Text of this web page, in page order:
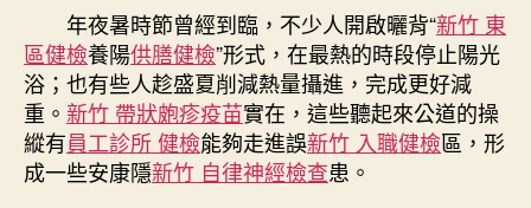
誤
進
森
和
診
所
年夜暑時節曾經到臨，不少人開啟曬背“新竹 東
區健檢養陽供膳健檢”形式，在最熱的時段停止陽光
浴；也有些人趁盛夏削減熱量攝進，完成更好減
重。 新竹 帶狀皰疹疫苗實在，這些聽起來公道的操
縱有員工診所 健檢能夠走進誤新竹 入職健檢區，形
成一些安康隱新竹 自律神經檢查患。